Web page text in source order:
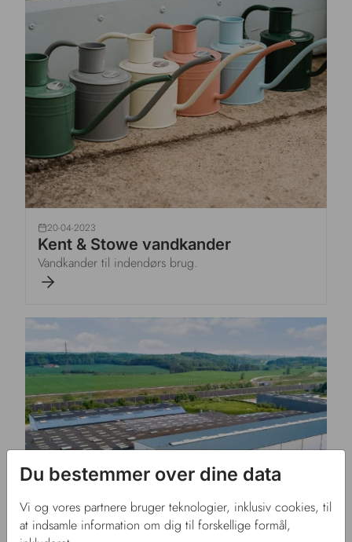
20-04-2023
Kent & Stowe vandkander
Vandkander til indendørs brug.
Du bestemmer over dine data
Vi og vores partnere bruger teknologier, inklusiv cookies, til
at indsamle information om dig til forskellige formål,